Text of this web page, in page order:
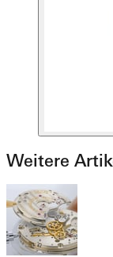
Weitere